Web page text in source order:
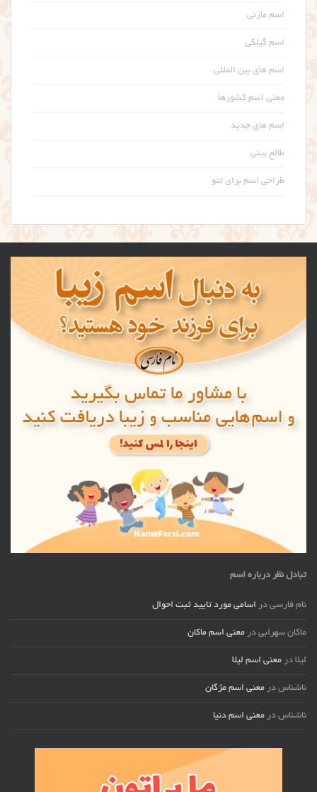
اسم مازنی
اسم گیلکی
اسم های بین المللی
معنی اسم کشورها
اسم های جدید
طالع بینی
طراحی اسم برای تتو
تبادل نظر درباره اسم
نام فارسی در اسامی مورد تایید ثبت احوال
ماکان سهرابی در معنی اسم ماکان
لیلا در معنی اسم لیلا
ناشناس در معنی اسم مژگان
ناشناس در معنی اسم دنیا